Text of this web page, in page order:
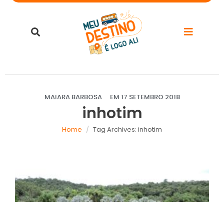
MAIARA BARBOSA EM 17 SETEMBRO 2018
inhotim
Home Tag Archives: inhotim